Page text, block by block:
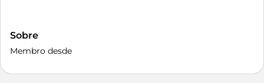
Sobre
Membro desde